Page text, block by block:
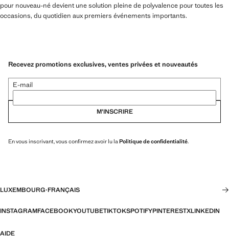
pour nouveau-né devient une solution pleine de polyvalence pour toutes les
occasions, du quotidien aux premiers événements importants.
Recevez promotions exclusives, ventes privées et nouveautés
E-mail
M’INSCRIRE
En vous inscrivant, vous confirmez avoir lu la Politique de confidentialité.
LUXEMBOURG·FRANÇAIS
INSTAGRAMFACEBOOKYOUTUBETIKTOKSPOTIFYPINTERESTXLINKEDIN
AIDE